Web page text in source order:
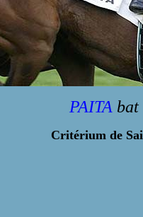
PAITA bat
Critérium de